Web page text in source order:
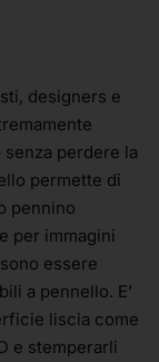
designers e
perdere la
permette di
pennino
per immagini
essere
a pennello. E’
liscia come
e stemperarli